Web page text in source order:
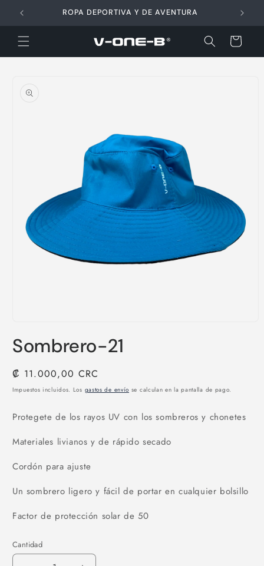
directamente
al contenido
ROPA DEPORTIVA Y DE AVENTURA
Carrito
información
multimedia
1
una
ventana
modal
Sombrero-21
Precio
habitual
₡ 11.000,00 CRC
Impuestos incluidos. Los gastos de envío se calculan en la pantalla de pago.
Protegete de los rayos UV con los sombreros y chonetes
Materiales livianos y de rápido secado
Cordón para ajuste
Un sombrero ligero y fácil de portar en cualquier bolsillo
Factor de protección solar de 50
Cantidad
Cantidad